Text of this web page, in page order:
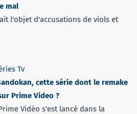
mal
l'objet d'accusations de viols et
Tv
cette série dont le remake
Prime Video ?
Vidéo s'est lancé dans la